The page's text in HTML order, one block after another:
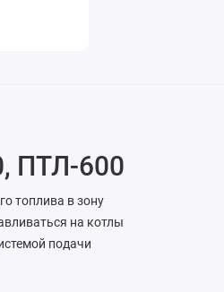
ПТЛ-600
топлива в зону
на котлы
подачи